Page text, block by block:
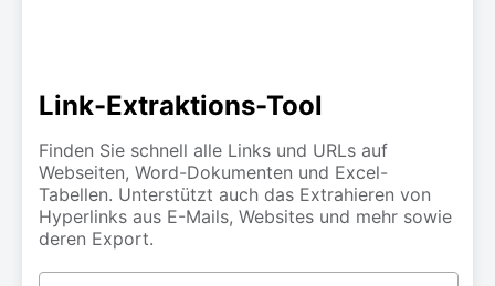
Link-Extraktions-Tool
Finden Sie schnell alle Links und URLs auf
Webseiten, Word-Dokumenten und Excel-
Tabellen. Unterstützt auch das Extrahieren von
Hyperlinks aus E-Mails, Websites und mehr sowie
deren Export.